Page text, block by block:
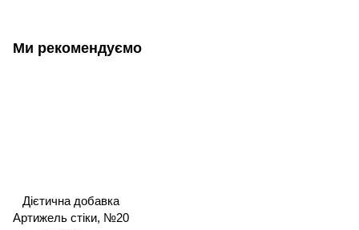
Ми рекомендуємо
Дієтична добавка
Артижель стіки, №20